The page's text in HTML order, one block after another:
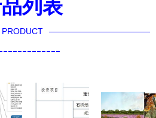
列表
PRODUCT